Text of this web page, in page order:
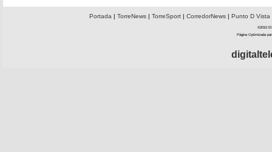
Portada | TorreNews| TorreSport| CorredorNews| Punto D Vista
©2010 El
Página Optimizada